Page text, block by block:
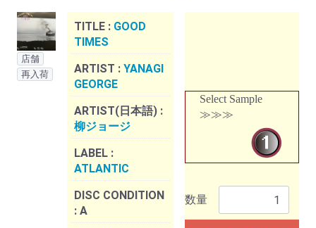
店舗
再入荷
TITLE : GOOD
TIMES
ARTIST : YANAGI
GEORGE
ARTIST(日本語) :
柳ジョージ
LABEL :
ATLANTIC
DISC CONDITION
: A
Select Sample
≫≫≫
数量